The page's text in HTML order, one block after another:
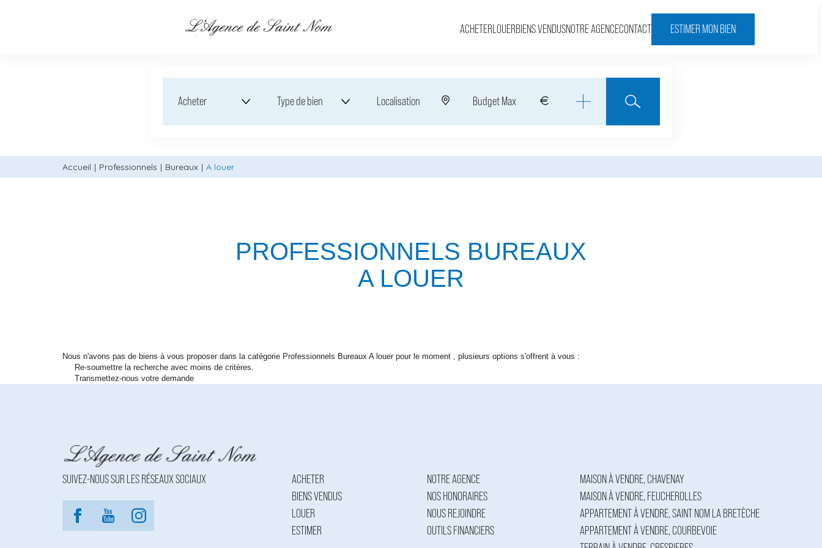
ACHETERLOUERBIENS VENDUSNOTRE AGENCECONTACT ESTIMER MON BIEN
Acheter Type de bien Localisation
Accueil Professionnels Bureaux A louer
PROFESSIONNELS BUREAUX
A LOUER
Nous n'avons pas de biens à vous proposer dans la catégorie Professionnels Bureaux A louer pour le moment , plusieurs options s'offrent à vous :
Re-soumettre la recherche avec moins de critères.
Transmettez-nous votre demande
SUIVEZ-NOUS SUR LES RÉSEAUX SOCIAUX
ACHETER
BIENS VENDUS
LOUER
ESTIMER
NOTRE AGENCE
NOS HONORAIRES
NOUS REJOINDRE
OUTILS FINANCIERS
MAISON À VENDRE, CHAVENAY
MAISON À VENDRE, FEUCHEROLLES
APPARTEMENT À VENDRE, SAINT NOM LA BRETÈCHE
APPARTEMENT À VENDRE, COURBEVOIE